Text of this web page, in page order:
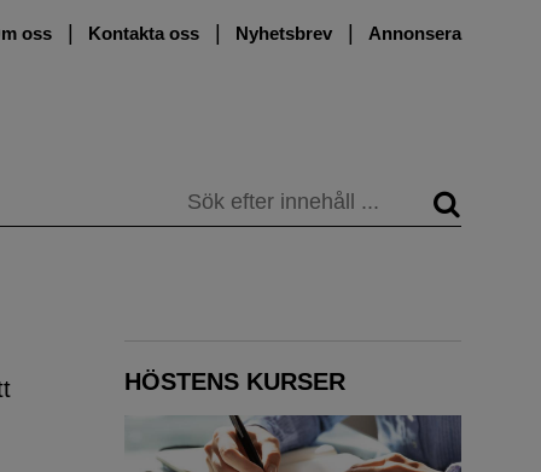
oss Kontakta oss Nyhetsbrev Annonsera
Sök
HÖSTENS KURSER